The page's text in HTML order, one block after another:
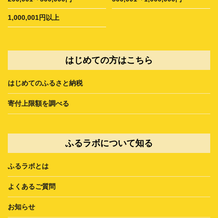
1,000,001円以上
はじめての方はこちら
はじめてのふるさと納税
寄付上限額を調べる
ふるラボについて知る
ふるラボとは
よくあるご質問
お知らせ